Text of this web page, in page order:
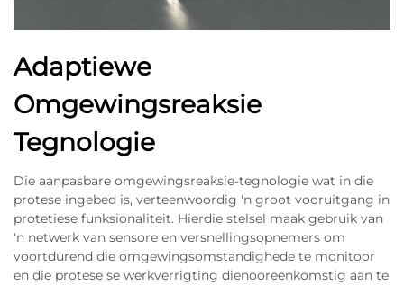
Adaptiewe
Omgewingsreaksie
Tegnologie
Die aanpasbare omgewingsreaksie-tegnologie wat in die
protese ingebed is, verteenwoordig 'n groot vooruitgang in
protetiese funksionaliteit. Hierdie stelsel maak gebruik van
'n netwerk van sensore en versnellingsopnemers om
voortdurend die omgewingsomstandighede te monitoor
en die protese se werkverrigting dienooreenkomstig aan te